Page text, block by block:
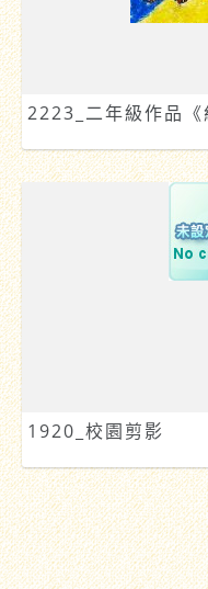
2223_二年級作品
1920_校園剪影